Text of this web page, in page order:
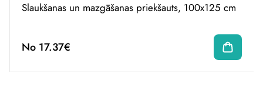
Slaukšanas un mazgāšanas priekšauts, 100x125 cm
No 17.37€